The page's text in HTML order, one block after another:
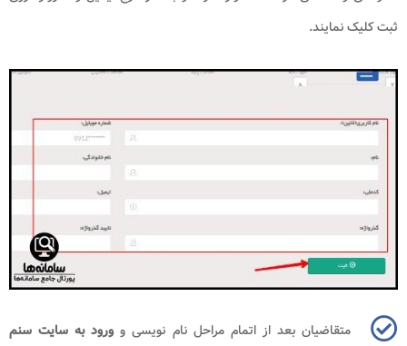
ثبت کلیک نمایند.
متقاضیان بعد از اتمام مراحل نام نویسی و ورود به سایت سنم